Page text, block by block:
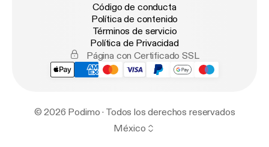
Código de conducta
Política de contenido
Términos de servicio
Política de Privacidad
Página con Certificado SSL
© 2026 Podimo · Todos los derechos reservados
México